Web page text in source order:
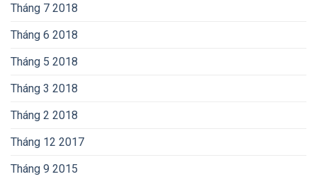
Tháng 7 2018
Tháng 6 2018
Tháng 5 2018
Tháng 3 2018
Tháng 2 2018
Tháng 12 2017
Tháng 9 2015